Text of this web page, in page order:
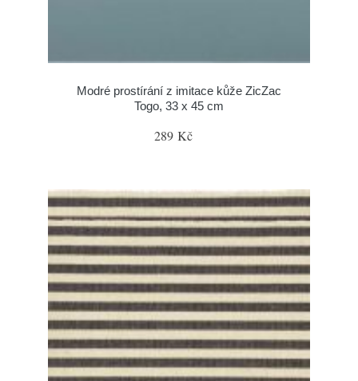
Modré prostírání z imitace kůže ZicZac
Togo, 33 x 45 cm
289 Kč